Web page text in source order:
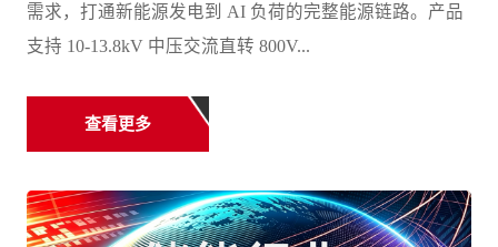
需求，打通新能源发电到 AI 负荷的完整能源链路。产品
支持 10-13.8kV 中压交流直转 800V...
查看更多